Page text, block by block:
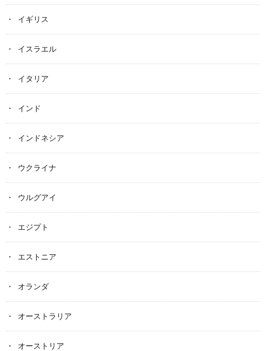
イギリス
イスラエル
イタリア
インド
インドネシア
ウクライナ
ウルグアイ
エジプト
エストニア
オランダ
オーストラリア
オーストリア